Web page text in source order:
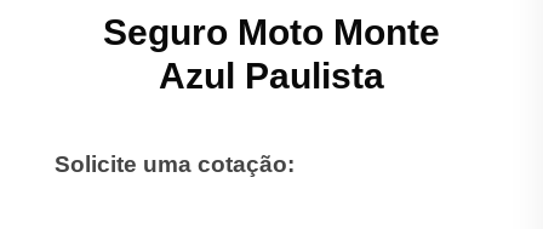
Seguro Moto Monte
Azul Paulista
Solicite uma cotação: